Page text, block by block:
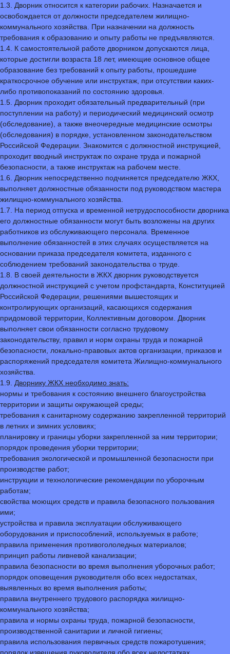
1.3. Дворник относится к категории рабочих. Назначается и
освобождается от должности председателем жилищно-
коммунального хозяйства. При назначении на должность
требования к образованию и опыту работы не предъявляются.
1.4. К самостоятельной работе дворником допускаются лица,
которые достигли возраста 18 лет, имеющие основное общее
образование без требований к опыту работы, прошедшие
краткосрочное обучение или инструктаж, при отсутствии каких-
либо противопоказаний по состоянию здоровья.
1.5. Дворник проходит обязательный предварительный (при
поступлении на работу) и периодический медицинский осмотр
(обследование), а также внеочередные медицинские осмотры
(обследования) в порядке, установленном законодательством
Российской Федерации. Знакомится с должностной инструкцией,
проходит вводный инструктаж по охране труда и пожарной
безопасности, а также инструктаж на рабочем месте.
1.6. Дворник непосредственно подчиняется председателю ЖКХ,
выполняет должностные обязанности под руководством мастера
жилищно-коммунального хозяйства.
1.7. На период отпуска и временной нетрудоспособности дворника
его должностные обязанности могут быть возложены на других
работников из обслуживающего персонала. Временное
выполнение обязанностей в этих случаях осуществляется на
основании приказа председателя комитета, изданного с
соблюдением требований законодательства о труде.
1.8. В своей деятельности в ЖКХ дворник руководствуется
должностной инструкцией с учетом профстандарта, Конституцией
Российской Федерации, решениями вышестоящих и
контролирующих организаций, касающихся содержания
придомовой территории, Коллективным договором. Дворник
выполняет свои обязанности согласно трудовому
законодательству, правил и норм охраны труда и пожарной
безопасности, локально-правовых актов организации, приказов и
распоряжений председателя комитета Жилищно-коммунального
хозяйства.
1.9. Дворнику ЖКХ необходимо знать:
нормы и требования к состоянию внешнего благоустройства
территории и защиты окружающей среды;
требования к санитарному содержанию закрепленной территорий
в летних и зимних условиях;
планировку и границы уборки закрепленной за ним территории;
порядок проведения уборки территории;
требования экологической и промышленной безопасности при
производстве работ;
инструкции и технологические рекомендации по уборочным
работам;
свойства моющих средств и правила безопасного пользования
ими;
устройства и правила эксплуатации обслуживающего
оборудования и приспособлений, используемых в работе;
правила применения противогололедных материалов;
принцип работы ливневой канализации;
правила безопасности во время выполнения уборочных работ;
порядок оповещения руководителя обо всех недостатках,
выявленных во время выполнения работы;
правила внутреннего трудового распорядка жилищно-
коммунального хозяйства;
правила и нормы охраны труда, пожарной безопасности,
производственной санитарии и личной гигиены;
правила использования первичных средств пожаротушения;